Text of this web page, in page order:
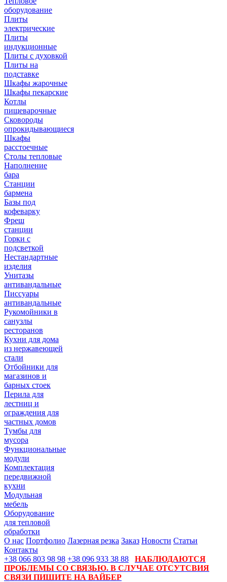
оборудование
Плиты
электрические
Плиты
индукционные
Плиты с духовкой
Плиты на
подставке
Шкафы жарочные
Шкафы пекарские
Котлы
пищеварочные
Сковороды
опрокидывающиеся
Шкафы
расстоечные
Столы тепловые
Наполнение
бара
Станции
бармена
Базы под
кофеварку
Фреш
станции
Горки с
подсветкой
Нестандартные
изделия
Унитазы
антивандальные
Писсуары
антивандальные
Рукомойники в
санузлы
ресторанов
Кухни для дома
из нержавеющей
стали
Отбойники для
магазинов и
барных стоек
Перила для
лестниц и
ограждения для
частных домов
Тумбы для
мусора
Функциональные
модули
Комплектация
передвижной
кухни
Модульная
мебель
Оборудование
для тепловой
обработки
О нас Портфолио Лазерная резка Заказ Новости Статьи
Контакты
+38 066 803 98 98 +38 096 933 38 88
НАБЛЮДАЮТСЯ
ПРОБЛЕМЫ СО СВЯЗЬЮ. В СЛУЧАЕ ОТСУТСВИЯ
СВЯЗИ ПИШИТЕ НА ВАЙБЕР